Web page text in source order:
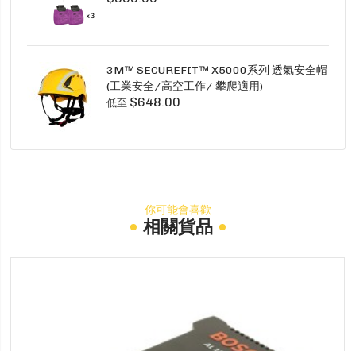
3M™ SECUREFIT™ X5000系列 透氣安全帽
(工業安全/高空工作/ 攀爬適用)
低至 $648.00
你可能會喜歡
相關貨品